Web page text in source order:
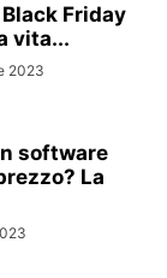
Friday
vita...
2023
software
La